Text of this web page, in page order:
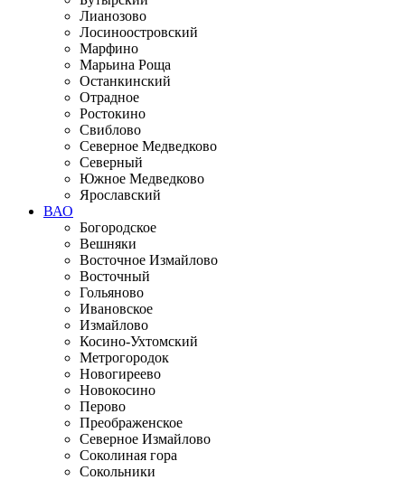
Лианозово
Лосиноостровский
Марфино
Марьина Роща
Останкинский
Отрадное
Ростокино
Свиблово
Северное Медведково
Северный
Южное Медведково
Ярославский
ВАО
Богородское
Вешняки
Восточное Измайлово
Восточный
Гольяново
Ивановское
Измайлово
Косино-Ухтомский
Метрогородок
Новогиреево
Новокосино
Перово
Преображенское
Северное Измайлово
Соколиная гора
Сокольники